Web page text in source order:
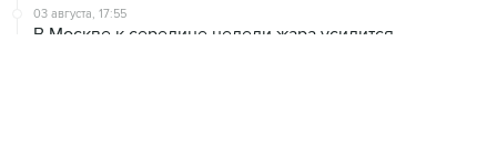
03 августа, 17:55
В Москве к середине недели жара усилится